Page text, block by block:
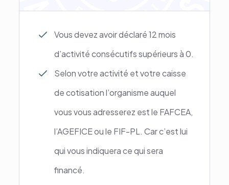
Vous devez avoir déclaré 12 mois
d’activité consécutifs supérieurs à 0.
Selon votre activité et votre caisse
de cotisation l’organisme auquel
vous vous adresserez est le FAFCEA,
l’AGEFICE ou le FIF-PL. Car c’est lui
qui vous indiquera ce qui sera
financé.